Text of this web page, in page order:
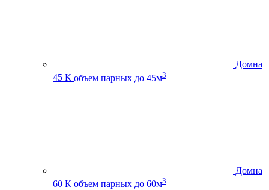
Домна
45 К объем парных до 45м3
Домна
60 К объем парных до 60м3